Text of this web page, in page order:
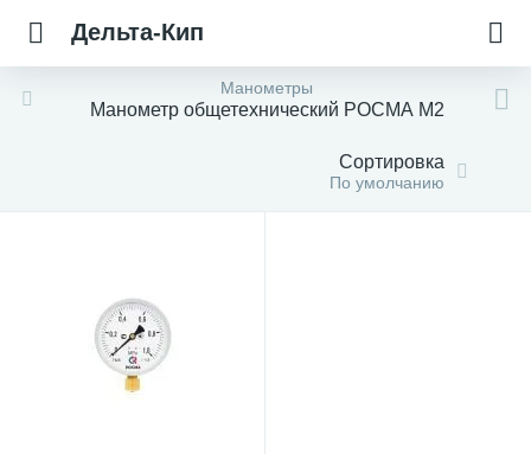
Дельта-Кип
Манометры
Манометр общетехнический РОСМА М2
Сортировка
По умолчанию